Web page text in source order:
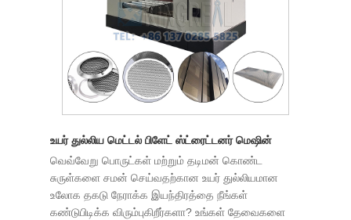
உயர் துல்லிய மெட்டல் பிளேட் ஸ்ட்ரைட்டனர் மெஷின்
வெவ்வேறு பொருட்கள் மற்றும் தடிமன் கொண்ட
சுருள்களை சமன் செய்வதற்கான உயர் துல்லியமான
உலோக தகடு நேராக்க இயந்திரத்தை நீங்கள்
கண்டுபிடிக்க விரும்புகிறீர்களா? உங்கள் தேவைகளை